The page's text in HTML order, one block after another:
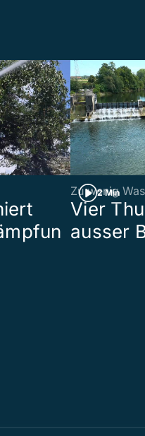
2 Min
Zu wenig
Vier
ausser